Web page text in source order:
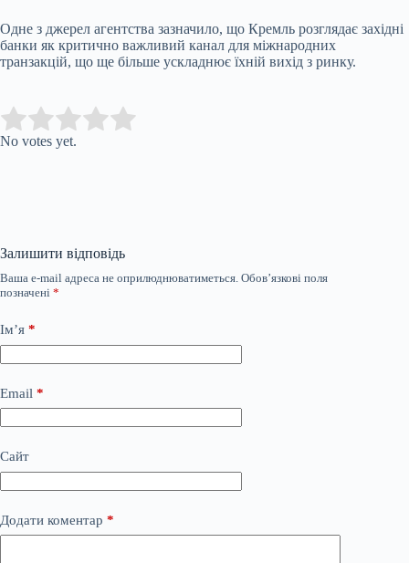
Одне з джерел агентства зазначило, що Кремль розглядає західні
банки як критично важливий канал для міжнародних
транзакцій, що ще більше ускладнює їхній вихід з ринку.
Rate this item:
No votes yet.
Залишити відповідь
Ваша e-mail адреса не оприлюднюватиметься. Обов’язкові поля
позначені *
Ім’я *
Email *
Сайт
Додати коментар *